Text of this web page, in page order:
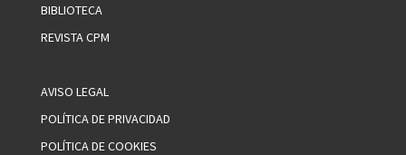
BIBLIOTECA
REVISTA CPM
AVISO LEGAL
POLÍTICA DE PRIVACIDAD
POLÍTICA DE COOKIES